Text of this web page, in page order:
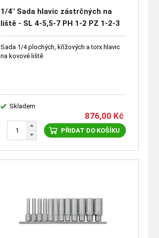
1/4" Sada hlavic zástrčných na
liště - SL 4-5,5-7 PH 1-2 PZ 1-2-3
TRX 10-15-20-30
Sada 1/4 plochých, křížových a torx hlavic
na kovové liště
Skladem
876,00 Kč
PŘIDAT DO KOŠÍKU